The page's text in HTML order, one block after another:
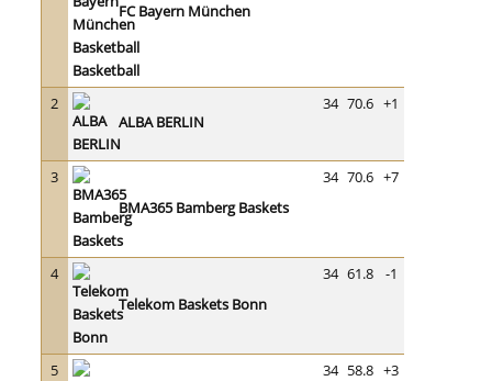
FC Bayern München
Basketball
2
ALBA BERLIN
34 70.6 +1
3
BMA365 Bamberg Baskets
34 70.6 +7
4
Telekom Baskets Bonn
34 61.8 -1
5 34 58.8 +3